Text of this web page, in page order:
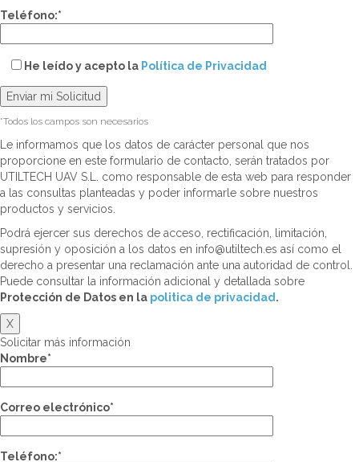
Teléfono:*
He leído y acepto la Política de Privacidad
*Todos los campos son necesarios
Le informamos que los datos de carácter personal que nos
proporcione en este formulario de contacto, serán tratados por
UTILTECH UAV S.L. como responsable de esta web para responder
a las consultas planteadas y poder informarle sobre nuestros
productos y servicios.
Podrá ejercer sus derechos de acceso, rectificación, limitación,
supresión y oposición a los datos en info@utiltech.es así como el
derecho a presentar una reclamación ante una autoridad de control.
Puede consultar la información adicional y detallada sobre
Protección de Datos en la politica de privacidad .
X
Solicitar más información
Nombre*
Correo electrónico*
Teléfono:*